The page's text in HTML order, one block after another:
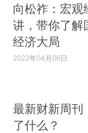
向松祚：宏观
讲，带你了解
经济大局
2022年04月06日
最新财新周刊
了什么？